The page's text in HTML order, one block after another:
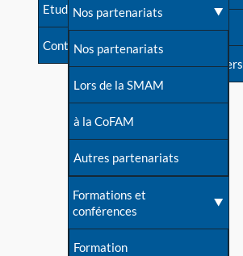
Une question sur le site
Etudes récentes
Contact
Forum
S'inscrire à nos newsletters
Nos partenariats
Nos partenariats
Lors de la SMAM
à la CoFAM
Autres partenariats
Formations et
conférences
Formation